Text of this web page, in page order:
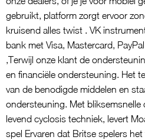
gebruikt, platform zorgt ervoor
kruisend alles twist . VK
bank met Visa, Mastercard,
,Terwijl onze klant de
en financiële ondersteuning. Het
van de benodigde middelen en
ondersteuning. Met bliksemsnelle
levend cyclosis techniek, levert
spel Ervaren dat Britse spelers